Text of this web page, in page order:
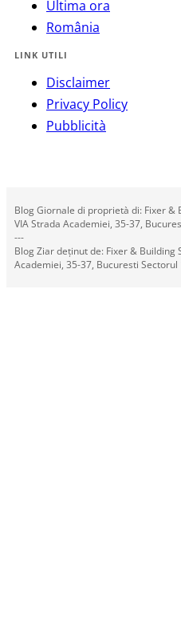
Ultima ora
România
LINK UTILI
Disclaimer
Privacy Policy
Pubblicità
Blog Giornale di proprietà di: Fixer &
VIA Strada Academiei, 35-37,
---
Blog Ziar deținut de: Fixer & Building
Academiei, 35-37, Bucuresti Sectorul